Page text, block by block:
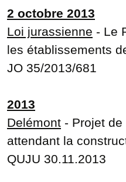
2 octobre 2013
Loi jurassienne - Le
les établissements
JO 35/2013/681
2013
Delémont - Projet
attendant la
QUJU 30.11.2013